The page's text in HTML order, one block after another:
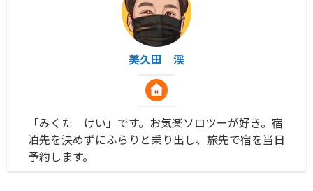
美久田 渓
「みくた けい」です。お気楽ソロツーが好き。宿
泊先を決めずにふらりと乗り出し、旅先で宿を当日
予約します。